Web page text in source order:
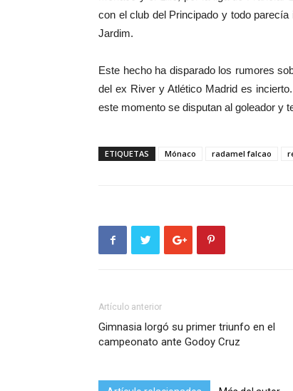
con el club del Principado y todo
Jardim.
Este hecho ha disparado los rumores
del ex River y Atlético Madrid es
este momento se disputan al goleador y
ETIQUETAS Mónaco radamel falcao
Artículo anterior
Gimnasia lorgó su primer triunfo en el
campeonato ante Godoy Cruz